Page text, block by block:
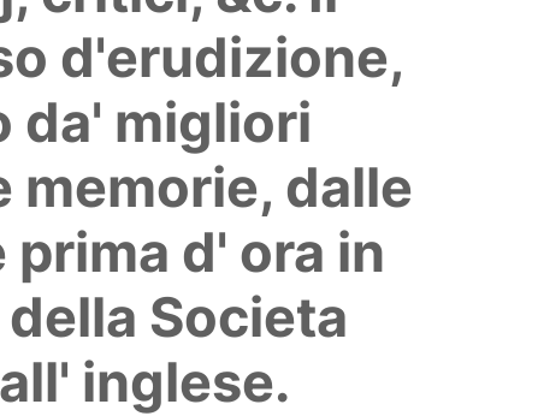
d'erudizione,
da' migliori
memorie, dalle
d' ora in
Societa
inglese.